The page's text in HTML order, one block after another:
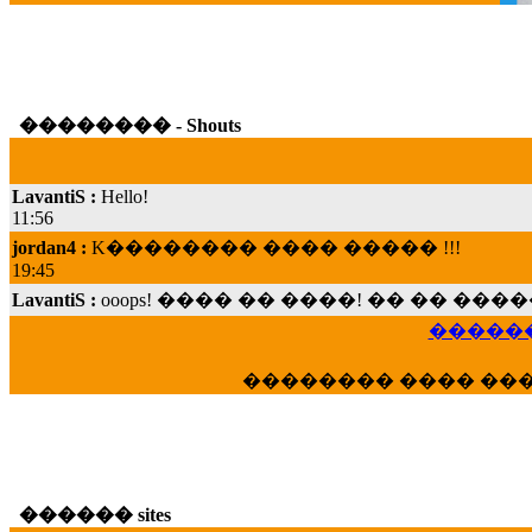
�������� - Shouts
11:56
jordan4 :K�������� ���� ����� !!!
19:45
LavantiS :ooops! ���� �� ����! �� ��
���; ���� ��� ��� �������� ����
veronica :E���� 2012 ��� ����� ���
�������� ����
������ sites